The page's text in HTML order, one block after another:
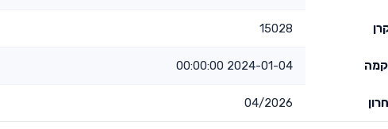
15028
2024-01-04 00:00:00
04/2026